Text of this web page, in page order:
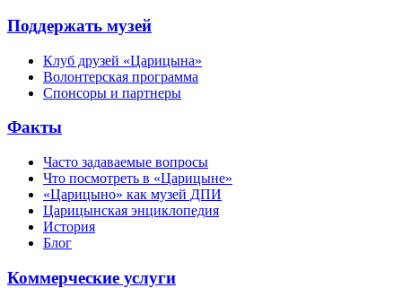
Поддержать музей
Клуб друзей «Царицына»
Волонтерская программа
Спонсоры и партнеры
Факты
Часто задаваемые вопросы
Что посмотреть в «Царицыне»
«Царицыно» как музей ДПИ
Царицынская энциклопедия
История
Блог
Коммерческие услуги